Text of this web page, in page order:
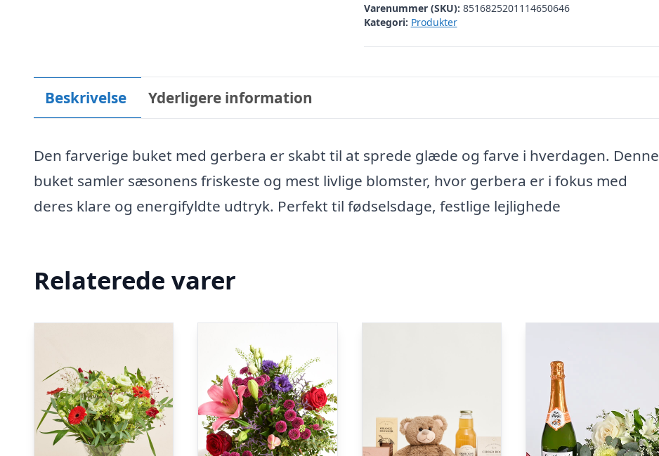
Varenummer (SKU): 8516825201114650646
Kategori: Produkter
Beskrivelse Yderligere information
Den farverige buket med gerbera er skabt til at sprede glæde og farve i hverdagen. Denne
buket samler sæsonens friskeste og mest livlige blomster, hvor gerbera er i fokus med
deres klare og energifyldte udtryk. Perfekt til fødselsdage, festlige lejlighede
Relaterede varer